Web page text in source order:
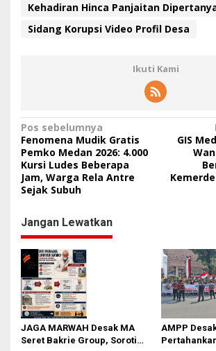
Kehadiran Hinca Panjaitan
Sidang Korupsi Video Profil Desa
Ikuti Kami
N
a
v
i
a
s
i
p
o
s
Pos sebelumnya
Fenomena Mudik Gratis
Pemko Medan 2026: 4.000
Kursi Ludes Beberapa
Jam, Warga Rela Antre
Sejak Subuh
GIS
Jangan Lewatkan
JAGA MARWAH Desak MA
Seret Bakrie Group, Soroti
AMPP